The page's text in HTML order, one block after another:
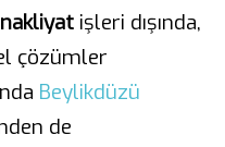
işleri dışında,
çözümler
Beylikdüzü
de